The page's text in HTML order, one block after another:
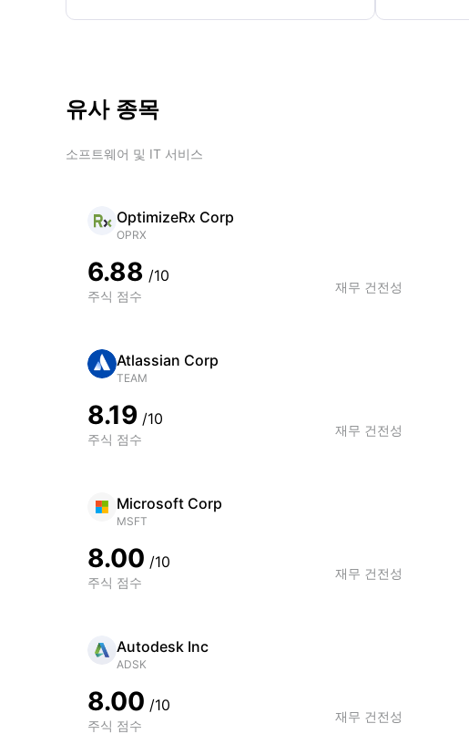
유사 종목
소프트웨어 및 IT 서비스
OptimizeRx Corp
OPRX
6.88 /10
주식 점수
재무 건전성
Atlassian Corp
TEAM
8.19 /10
주식 점수
재무 건전성
Microsoft Corp
MSFT
8.00 /10
주식 점수
재무 건전성
Autodesk Inc
ADSK
8.00 /10
주식 점수
재무 건전성